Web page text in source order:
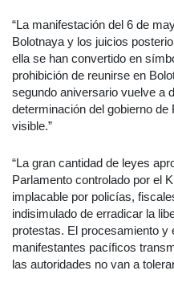
“La manifestación del 6 de
Bolotnaya y los juicios
ella se han convertido en
prohibición de reunirse en
segundo aniversario vuelve a
determinación del gobierno
visible.”
“La gran cantidad de leyes
Parlamento controlado por el
implacable por policías,
indisimulado de erradicar la
protestas. El procesamiento y
manifestantes pacíficos
las autoridades no van a